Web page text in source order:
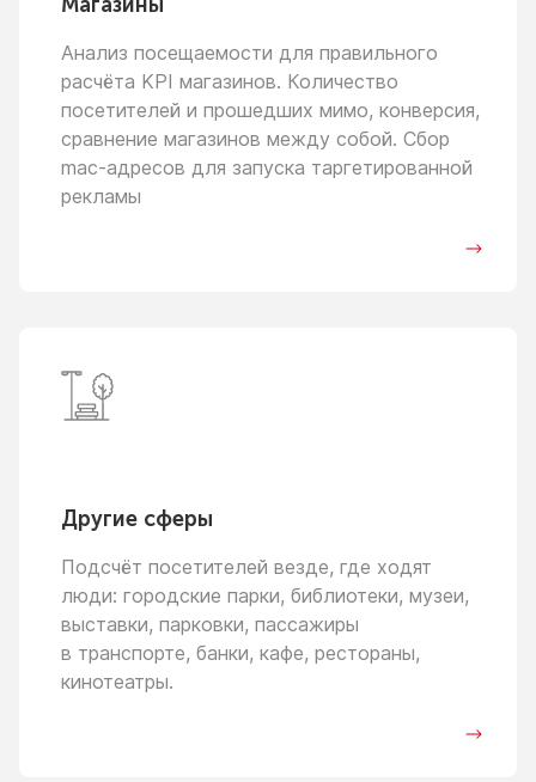
Анализ посещаемости для правильного
расчёта KPI магазинов. Количество
посетителей и прошедших мимо, конверсия,
сравнение магазинов между собой. Сбор
mac-адресов для запуска таргетированной
рекламы
Другие сферы
Подсчёт посетителей везде, где ходят
люди: городские парки, библиотеки, музеи,
выставки, парковки, пассажиры
в транспорте, банки, кафе, рестораны,
кинотеатры.